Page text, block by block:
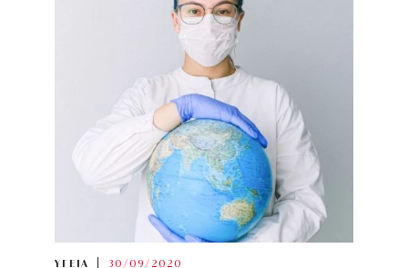
ΥΓΕΙΑ 30/09/2020